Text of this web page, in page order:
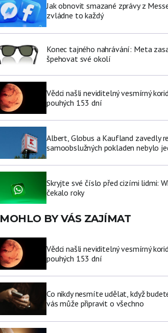
Jak obnovit smazané zprávy z
zvládne to každý
Konec tajného nahrávání: Meta
špehovat své okolí
Vědci našli neviditelný vesmírný
pouhých 153 dní
Albert, Globus a Kaufland zavedly
samoobslužných pokladen nebylo
Skryjte své číslo před cizími lidmi:
čekalo roky
MOHLO BY VÁS ZAJÍMAT
Vědci našli neviditelný vesmírný
pouhých 153 dní
Co nikdy nesmíte udělat, když
vás může připravit o všechno